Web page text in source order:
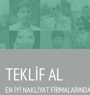
TEKLIF AL
EN IYI NAKLIYAT